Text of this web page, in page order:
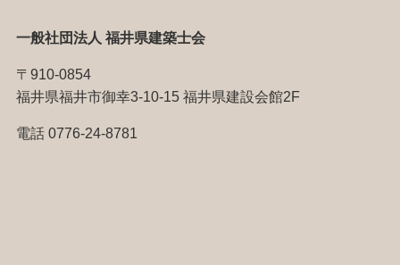
一般社団法人 福井県建築士会
〒910-0854
福井県福井市御幸3-10-15 福井県建設会館2F
電話 0776-24-8781